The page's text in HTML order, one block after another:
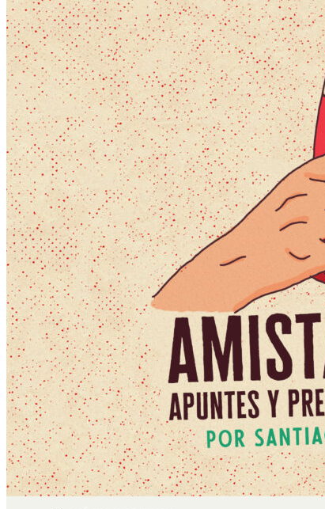
Escriben & participan
Actualidad y sociedad
Educación
Literatura
Filosofía
Psicología
Más
Actividades & contenido